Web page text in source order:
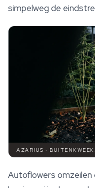
simpelweg de
AZARIUS ·
Autoflowers omzeilen